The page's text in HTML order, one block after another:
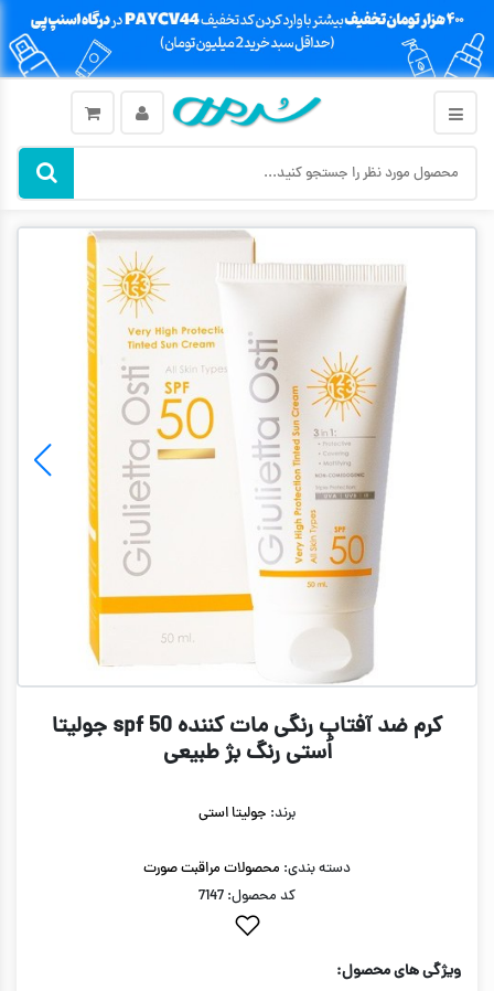
کرم ضد آفتاب رنگی مات کننده spf 50 جولیتا
اُستی رنگ بژ طبیعی
برند: جولیتا استی
دسته بندی: محصولات مراقبت صورت
کد محصول: 7147
ویژگی های محصول: